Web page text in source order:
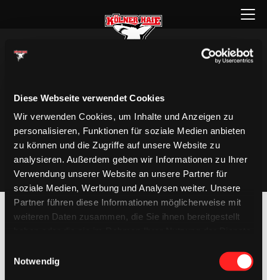
Diese Webseite verwendet Cookies
Wir verwenden Cookies, um Inhalte und Anzeigen zu
personalisieren, Funktionen für soziale Medien anbieten
zu können und die Zugriffe auf unsere Website zu
analysieren. Außerdem geben wir Informationen zu Ihrer
Verwendung unserer Website an unsere Partner für
soziale Medien, Werbung und Analysen weiter. Unsere
Partner führen diese Informationen möglicherweise mit
weiteren Daten zusammen, die Sie ihnen bereitgestellt
Notwendig
Menü
öffnen